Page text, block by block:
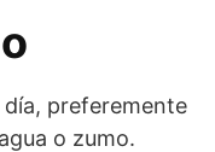
preferemente
o zumo.